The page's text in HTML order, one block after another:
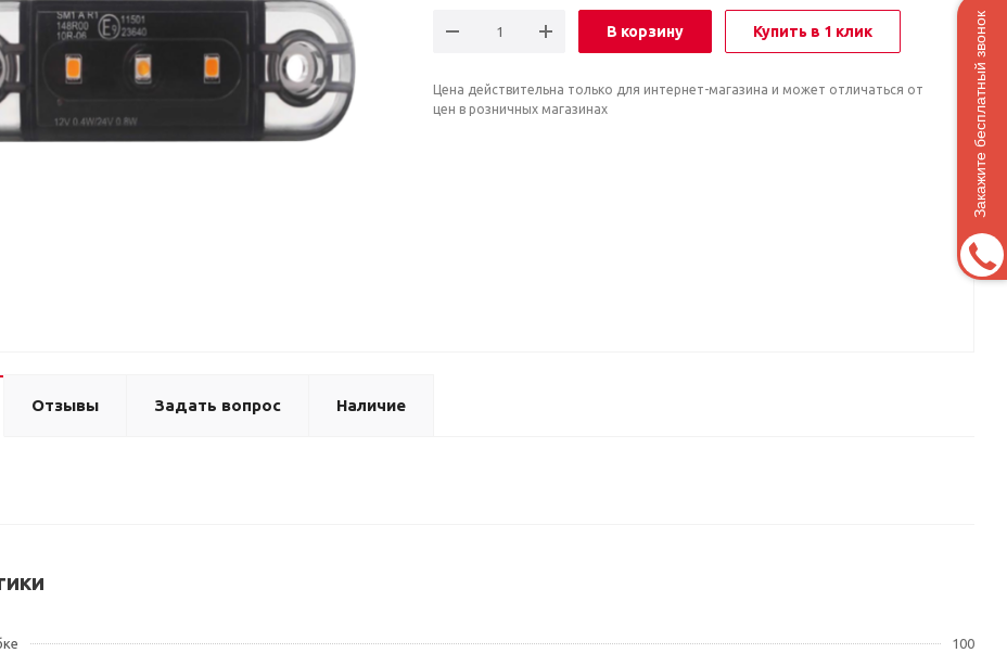
В корзину Купить в 1 клик
Цена действительна только для интернет-магазина и может отличаться от
цен в розничных магазинах
Отзывы Задать вопрос Наличие
100
Закажите бесплатный звонок